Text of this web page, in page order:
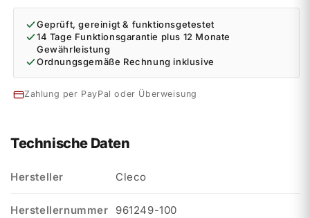
Geprüft, gereinigt & funktionsgetestet
14 Tage Funktionsgarantie plus 12 Monate
Gewährleistung
Ordnungsgemäße Rechnung inklusive
Zahlung per PayPal oder Überweisung
Technische Daten
Hersteller Cleco
Herstellernummer 961249-100